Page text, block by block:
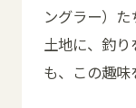
ングラー）
土地に、釣
も、この趣味